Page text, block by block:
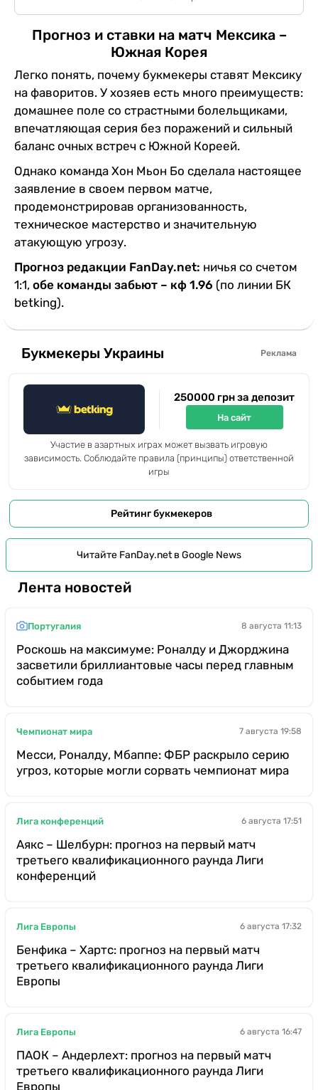
Прогноз и ставки на матч Мексика –
Южная Корея
Легко понять, почему букмекеры ставят Мексику
на фаворитов. У хозяев есть много преимуществ:
домашнее поле со страстными болельщиками,
впечатляющая серия без поражений и сильный
баланс очных встреч с Южной Кореей.
Однако команда Хон Мьон Бо сделала настоящее
заявление в своем первом матче,
продемонстрировав организованность,
техническое мастерство и значительную
атакующую угрозу.
Прогноз редакции FanDay.net: ничья со счетом
1:1, обе команды забьют – кф 1.96 (по линии БК
betking).
Букмекеры Украины Реклама
250000 грн за депозит
На сайт
Участие в азартных играх может вызвать игровую
зависимость. Соблюдайте правила (принципы) ответственной
игры
Рейтинг букмекеров
Читайте FanDay.net в Google News
Лента новостей
Португалия 8 августа 11:13
Роскошь на максимуме: Роналду и Джорджина
засветили бриллиантовые часы перед главным
событием года
Чемпионат мира 7 августа 19:58
Месси, Роналду, Мбаппе: ФБР раскрыло серию
угроз, которые могли сорвать чемпионат мира
Лига конференций 6 августа 17:51
Аякс – Шелбурн: прогноз на первый матч
третьего квалификационного раунда Лиги
конференций
Лига Европы 6 августа 17:32
Бенфика – Хартс: прогноз на первый матч
третьего квалификационного раунда Лиги
Европы
Лига Европы 6 августа 16:47
ПАОК – Андерлехт: прогноз на первый матч
третьего квалификационного раунда Лиги
Европы